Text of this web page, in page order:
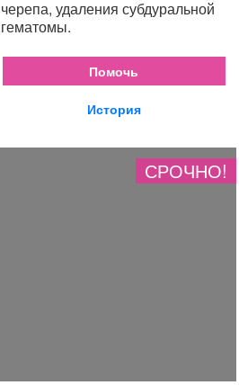
черепа, удаления субдуральной
гематомы.
Помочь
История
СРОЧНО!